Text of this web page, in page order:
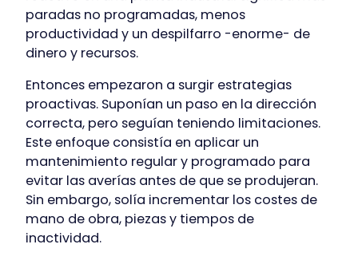
paradas no programadas, menos
productividad y un despilfarro -enorme- de
dinero y recursos.
Entonces empezaron a surgir estrategias
proactivas. Suponían un paso en la dirección
correcta, pero seguían teniendo limitaciones.
Este enfoque consistía en aplicar un
mantenimiento regular y programado para
evitar las averías antes de que se produjeran.
Sin embargo, solía incrementar los costes de
mano de obra, piezas y tiempos de
inactividad.